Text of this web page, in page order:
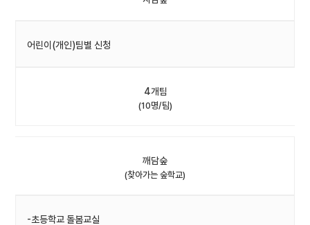
어린이(개인)팀별 신청
4개팀
(10명/팀)
깨담숲
(찾아가는 숲학교)
-초등학교 돌봄교실